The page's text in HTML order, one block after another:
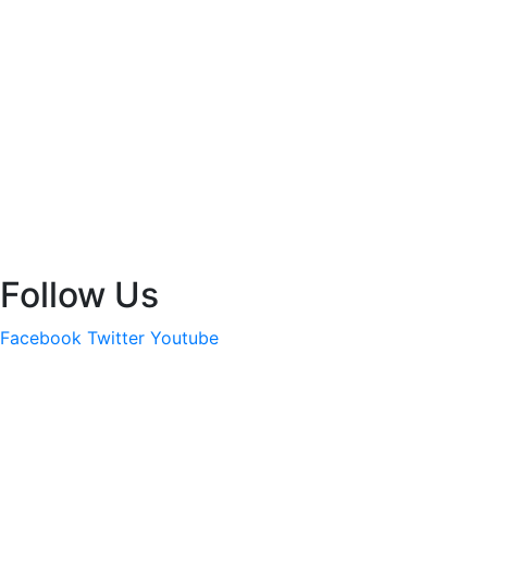
Follow Us
Facebook Twitter Youtube